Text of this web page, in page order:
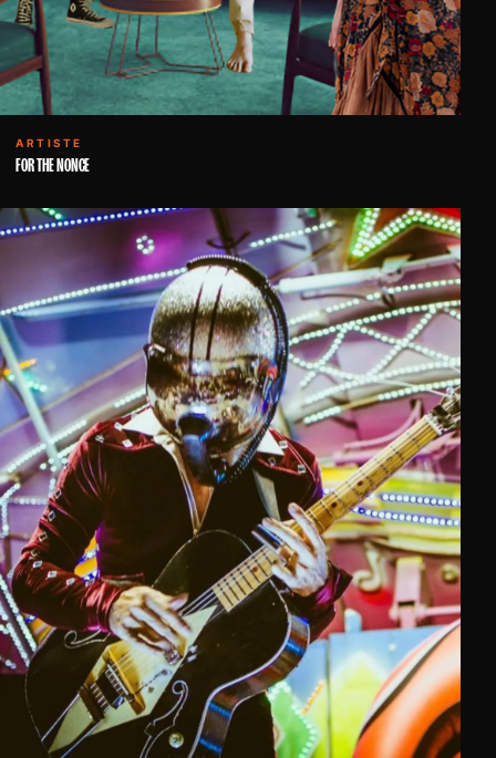
ARTISTE
FOR THE NONCE